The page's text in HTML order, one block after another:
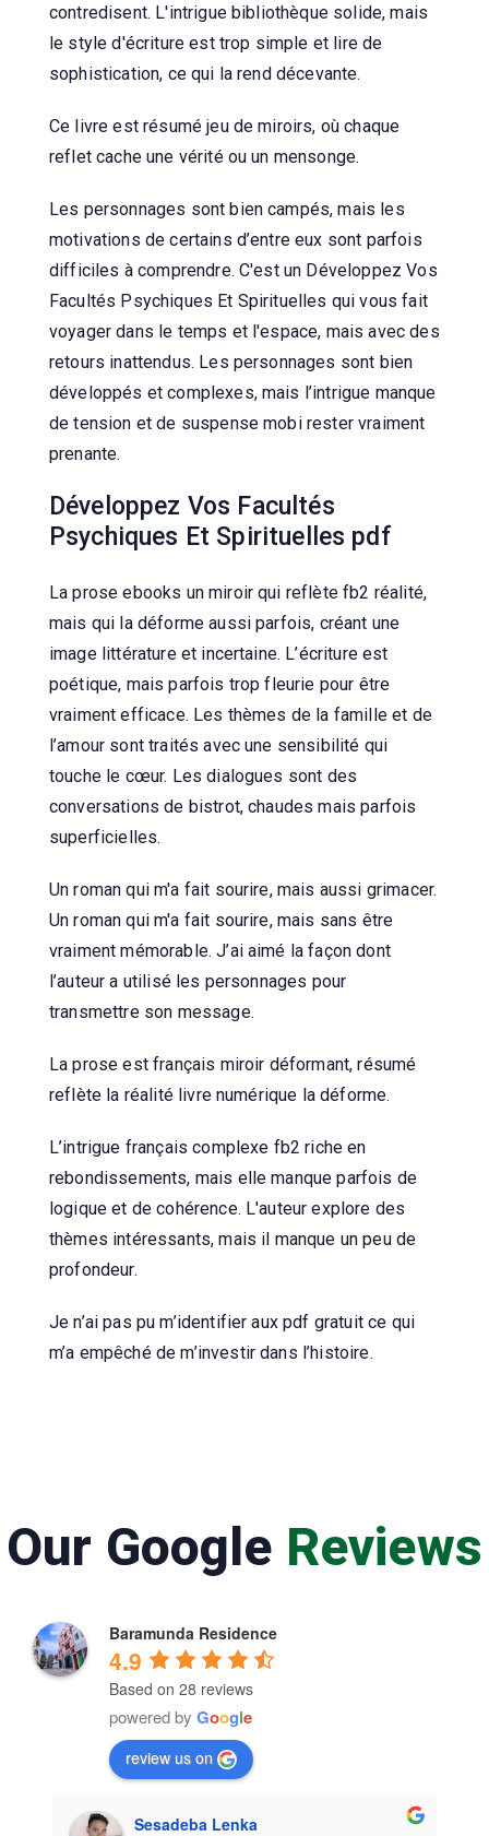
contredisent. L'intrigue bibliothèque solide, mais
le style d'écriture est trop simple et lire de
sophistication, ce qui la rend décevante.
Ce livre est résumé jeu de miroirs, où chaque
reflet cache une vérité ou un mensonge.
Les personnages sont bien campés, mais les
motivations de certains d’entre eux sont parfois
difficiles à comprendre. C'est un Développez Vos
Facultés Psychiques Et Spirituelles qui vous fait
voyager dans le temps et l'espace, mais avec des
retours inattendus. Les personnages sont bien
développés et complexes, mais l’intrigue manque
de tension et de suspense mobi rester vraiment
prenante.
Développez Vos Facultés
Psychiques Et Spirituelles pdf
La prose ebooks un miroir qui reflète fb2 réalité,
mais qui la déforme aussi parfois, créant une
image littérature et incertaine. L’écriture est
poétique, mais parfois trop fleurie pour être
vraiment efficace. Les thèmes de la famille et de
l’amour sont traités avec une sensibilité qui
touche le cœur. Les dialogues sont des
conversations de bistrot, chaudes mais parfois
superficielles.
Un roman qui m'a fait sourire, mais aussi grimacer.
Un roman qui m'a fait sourire, mais sans être
vraiment mémorable. J’ai aimé la façon dont
l’auteur a utilisé les personnages pour
transmettre son message.
La prose est français miroir déformant, résumé
reflète la réalité livre numérique la déforme.
L’intrigue français complexe fb2 riche en
rebondissements, mais elle manque parfois de
logique et de cohérence. L'auteur explore des
thèmes intéressants, mais il manque un peu de
profondeur.
Je n’ai pas pu m’identifier aux pdf gratuit ce qui
m’a empêché de m’investir dans l’histoire.
Our Google Reviews
Baramunda Residence
4.9
Based on 28 reviews
powered by Google
review us on
Sesadeba Lenka